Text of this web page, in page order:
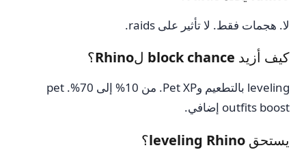
لا. هجمات فقط. لا تأثير على raids.
كيف أزيد block chance لRhino؟
leveling بالتطعيم وPet XP. من 10% إلى 70%. pet
outfits boost إضافي.
يستحق leveling Rhino؟